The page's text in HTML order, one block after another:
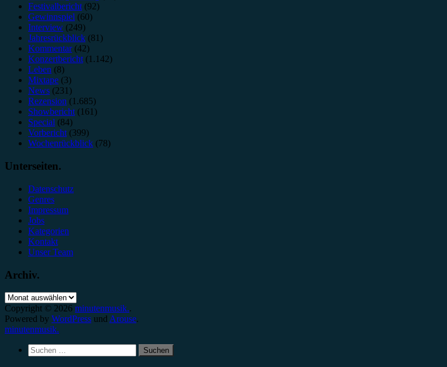
Festivalbericht(92)
Gewinnspiel (60)
Interview (249)
Jahresrückblick (81)
Kommentar(42)
Konzertbericht(1.142)
Leben (8)
Mixtape (3)
News (231)
Rezension (1.685)
Showbericht(161)
Special (84)
Vorbericht(399)
Wochenrückblick (78)
Unterseiten.
Datenschutz
Genres
Impressum
Jobs
Kategorien
Kontakt
Unser Team
Archiv.
Archiv.
Copyright © 2026 minutenmusik..
Powered by WordPress und Arouse.
minutenmusik.
Suchen
nach: